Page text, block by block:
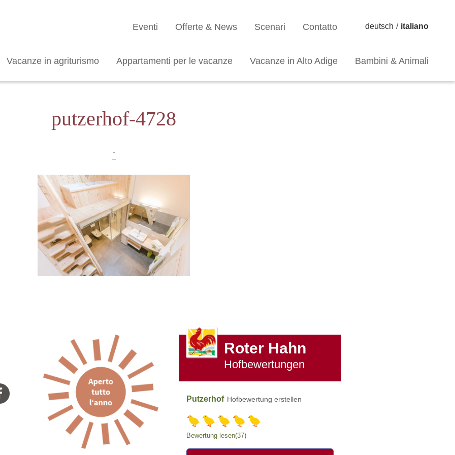
Eventi Offerte & News Scenari Contatto deutsch / italiano
Vacanze in agriturismo Appartamenti per le vacanze Vacanze in Alto Adige Bambini & Animali
putzerhof-4728
-
Roter Hahn
Hofbewertungen
Putzerhof Hofbewertung erstellen
Bewertung lesen(37)